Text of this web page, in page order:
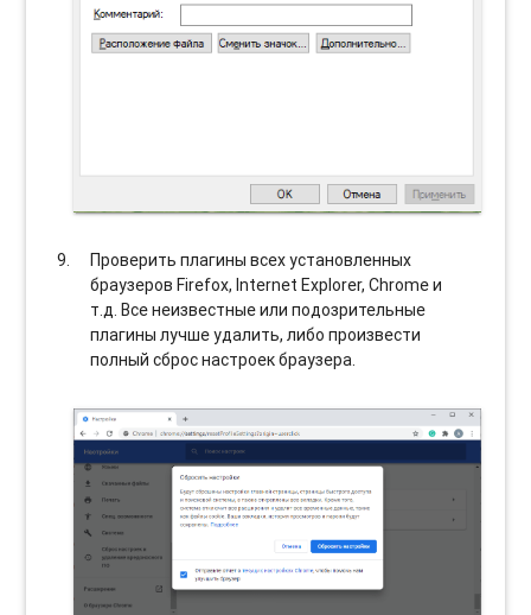
Проверить плагины всех установленных
браузеров Firefox, Internet Explorer, Chrome и
т.д. Все неизвестные или подозрительные
плагины лучше удалить, либо произвести
полный сброс настроек браузера.